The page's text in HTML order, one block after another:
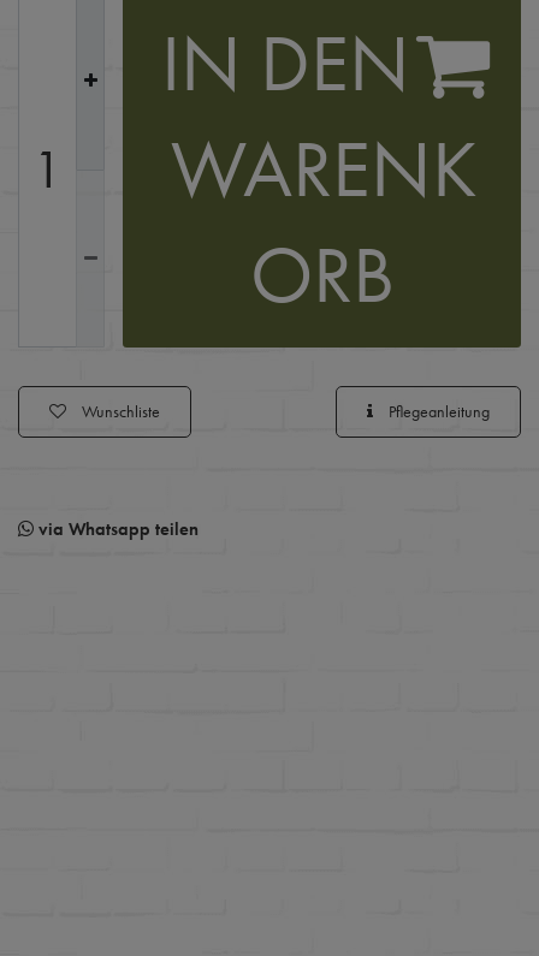
IN DEN
WARENK
ORB
Wunschliste Pflegeanleitung
via Whatsapp teilen